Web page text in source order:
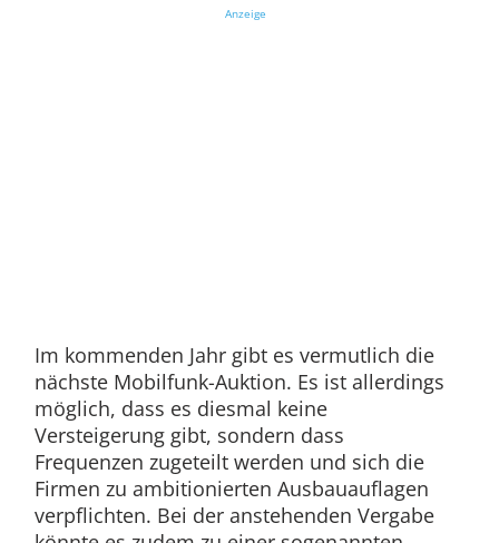
Anzeige
Im kommenden Jahr gibt es vermutlich die
nächste Mobilfunk-Auktion. Es ist allerdings
möglich, dass es diesmal keine
Versteigerung gibt, sondern dass
Frequenzen zugeteilt werden und sich die
Firmen zu ambitionierten Ausbauauflagen
verpflichten. Bei der anstehenden Vergabe